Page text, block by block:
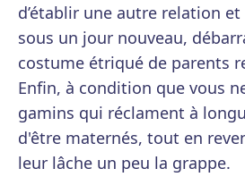
d’établir une autre relation
sous un jour nouveau,
costume étriqué de parents
Enfin, à condition que vous
gamins qui réclament à
d'être maternés, tout en
leur lâche un peu la grappe.